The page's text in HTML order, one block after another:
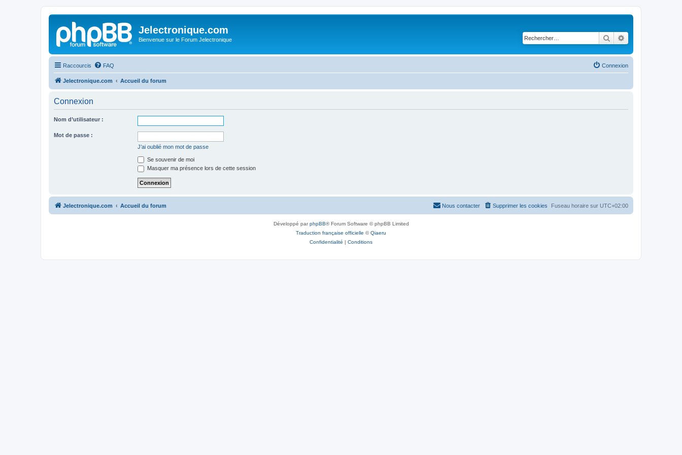
Jelectronique.com
Bienvenue sur le Forum Jelectronique Rechercher
Raccourcis FAQ Connexion
Jelectronique.com Accueil du forum
Connexion
Nom d’utilisateur :
Mot de passe :
J’ai oublié mon mot de passe
Se souvenir de moi
Masquer ma présence lors de cette session
Jelectronique.com Accueil du forum Fuseau horaire sur UTC+02:00
Supprimer les cookies
Nous contacter
Développé parphpBB® Forum Software © phpBB Limited
Traduction française officielle ©Qiaeru
Confidentialité | Conditions